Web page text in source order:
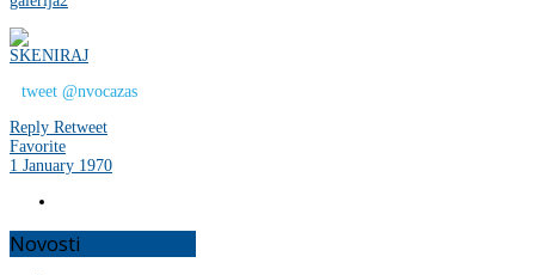
tweet @nvocazas
Reply Retweet
Favorite
1 January 1970
Novosti